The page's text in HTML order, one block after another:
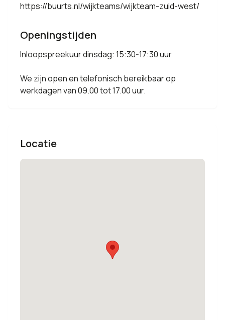
https://buurts.nl/wijkteams/wijkteam-zuid-west/
Openingstijden
Inloopspreekuur dinsdag: 15:30-17:30 uur
We zijn open en telefonisch bereikbaar op
werkdagen van 09.00 tot 17.00 uur.
Locatie